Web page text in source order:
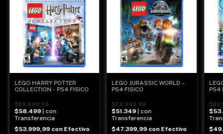
LEGO HARRY POTTER
COLLECTION - PS4 FISICO
$89.999,99
$58.499 | con
Transferencia
$53.999,99 con Efectivo
LEGO JURASSIC WORLD -
PS4 FISICO
$78.999,99
$51.349 | con
Transferencia
$47.399,99 con Efectivo
PS4